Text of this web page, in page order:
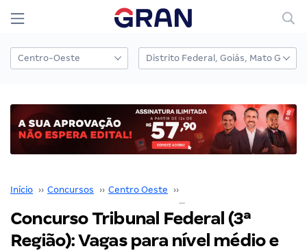
Início ›› Concursos ›› Centro Oeste ››
Concurso Tribunal Federal (3ª
Região): Vagas para nível médio e